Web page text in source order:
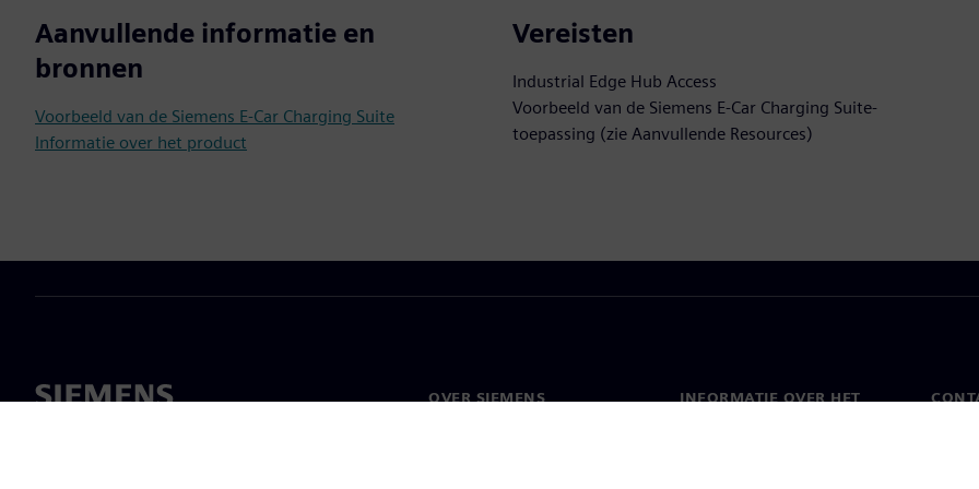
Aanvullende informatie en
bronnen
Voorbeeld van de Siemens E-Car Charging Suite
Informatie over het product
Vereisten
Industrial Edge Hub Access
Voorbeeld van de Siemens E-Car Charging Suite-
toepassing (zie Aanvullende Resources)
OVER SIEMENS
INFORMATIE OVER HET